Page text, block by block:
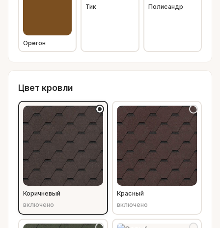
Орегон
Тик Полисандр
Цвет кровли
Коричневый
включено
Красный
включено